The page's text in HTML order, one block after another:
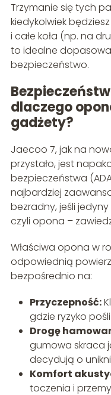
Trzymanie się tych
kiedykolwiek
i całe koła (np. na
to idealne
bezpieczeństwo.
dlaczego
gadżety?
Jaecoo 7, jak na
przystało, jest
bezpieczeństwa
najbardziej
bezradny, jeśli
czyli opona –
Właściwa opona w
odpowiednią
bezpośrednio na:
Przyczepność:
gdzie ryzyko
Drogę
gumowa skraca
decydują o
Komfort
toczenia i